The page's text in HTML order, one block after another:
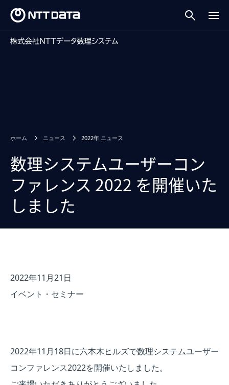
ホーム ニュース 2022年 ニュース
数理システムユーザーコン
ファレンス 2022 を開催いた
しました
2022年11月21日
イベント・セミナー
2022年11月18日に六本木ヒルズで数理システムユーザー
コンファレンス2022を開催いたしました。